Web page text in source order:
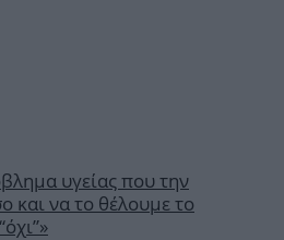
υγείας που την
και να το θέλουμε το